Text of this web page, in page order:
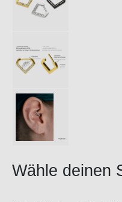
Wähle deinen